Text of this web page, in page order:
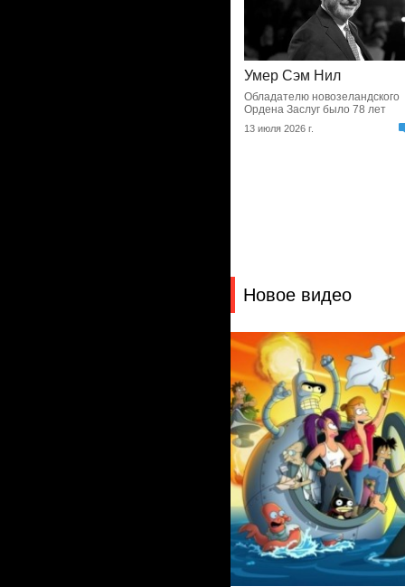
Умер Сэм Нил
Обладателю новозеландского
Ордена Заслуг было 78 лет
13 июля 2026 г.
Новое видео